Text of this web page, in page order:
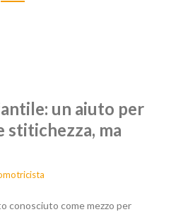
un aiuto per
stitichezza, ma
conosciuto come mezzo per